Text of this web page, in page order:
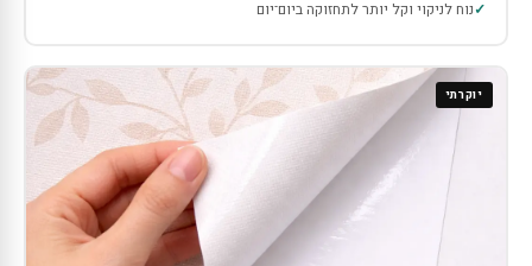
נוח לניקוי וקל יותר לתחזוקה ביום־יום
יוקרתי